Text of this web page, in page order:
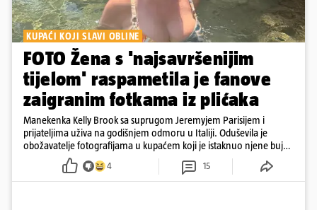
KUPAĆI KOJI SLAVI OBLINE
FOTO Žena s 'najsavršenijim
tijelom' raspametila je fanove
zaigranim fotkama iz plićaka
Manekenka Kelly Brook sa suprugom Jeremyjem Parisijem i
prijateljima uživa na godišnjem odmoru u Italiji. Oduševila je
obožavatelje fotografijama u kupaćem koji je istaknuo njene bujne
4 15